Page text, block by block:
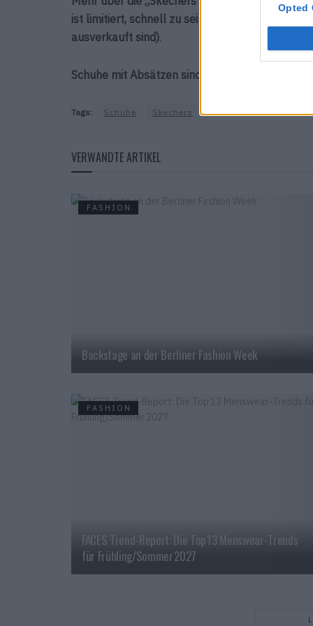
Opted
ist limitiert, schnell zu sein, lohnt sich (es
ausverkauft sind).
Schuhe mit Absätzen sind eher dein Ding? Dann
Tags: Schuhe Skechers
VERWANDTE ARTIKEL
FASHION
Backstage an der Berliner Fashion Week
FASHION
FACES Trend-Report: Die Top 13 Menswear-Trends
für Frühling/Sommer 2027